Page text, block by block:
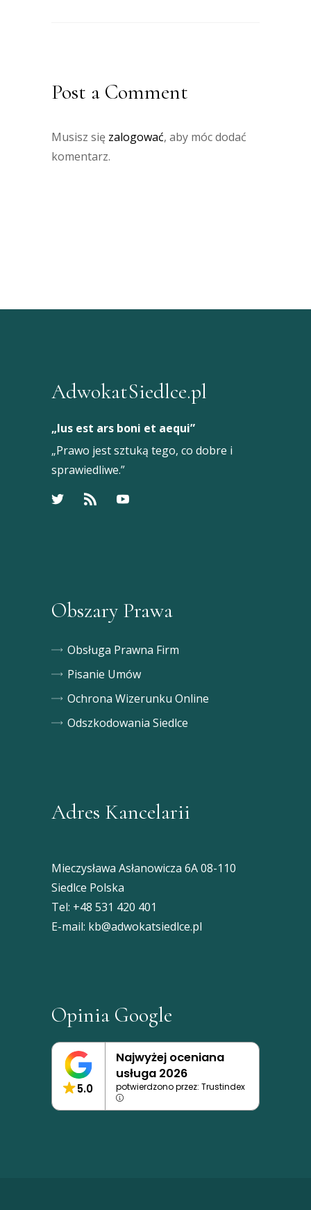
Post a Comment
Musisz się zalogować, aby móc dodać
komentarz.
AdwokatSiedlce.pl
„Ius est ars boni et aequi”
„Prawo jest sztuką tego, co dobre i
sprawiedliwe.”
Obszary Prawa
Obsługa Prawna Firm
Pisanie Umów
Ochrona Wizerunku Online
Odszkodowania Siedlce
Adres Kancelarii
Mieczysława Asłanowicza 6A 08-110
Siedlce Polska
Tel: +48 531 420 401
E-mail: kb@adwokatsiedlce.pl
Opinia Google
5.0
Najwyżej oceniana
usługa 2026
potwierdzono przez: Trustindex